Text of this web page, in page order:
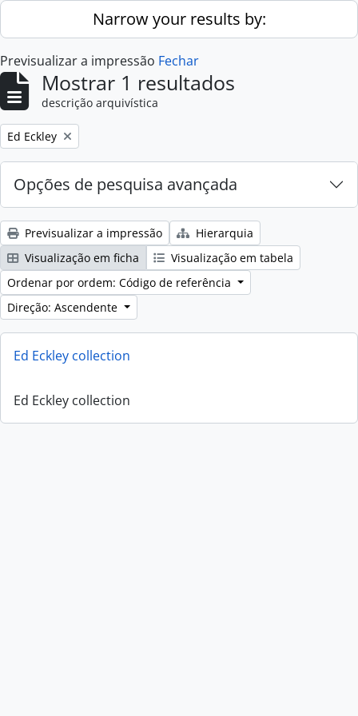
Skip to main contentNarrow your results by:
Previsualizar a impressão Fechar
Mostrar 1 resultados
descrição arquivística
Remove filter:
Ed Eckley
Opções de pesquisa avançada
Previsualizar a impressão
Hierarquia
Visualização em ficha
Visualização em tabela
Ordenar por ordem: Código de referência
Direção: Ascendente
Ed Eckley collection
Ed Eckley collection